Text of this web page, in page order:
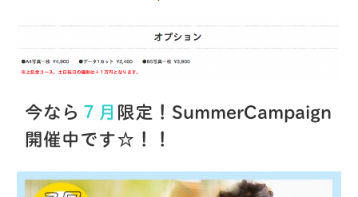
今なら ７月 限定！SummerCampaign
開催中です☆！！